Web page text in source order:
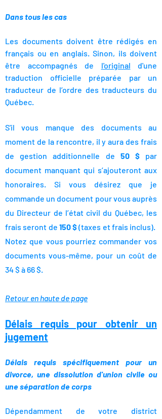
Dans tous les cas
Les documents doivent être rédigés en
français ou en anglais. Sinon, ils doivent
être accompagnés de l'original d'une
traduction officielle préparée par un
traducteur de l’ordre des traducteurs du
Québec.
S'il vous manque des documents au
moment de la rencontre, il y aura des frais
de gestion additionnelle de 50 $par
document manquant qui s’ajouteront aux
honoraires. Si vous désirez que je
commande un document pour vous auprès
du Directeur de l’état civil du Québec, les
frais seront de 150 $(taxes et frais inclus).
Notez que vous pourriez commander vos
documents vous-même, pour un coût de
34 $ à 66 $.
Retour en haute de page
Délais requis pour obtenir un
jugement
Délais requis spécifiquement pour un
divorce, une dissolution d'union civile ou
une séparation de corps
Dépendamment de votre district